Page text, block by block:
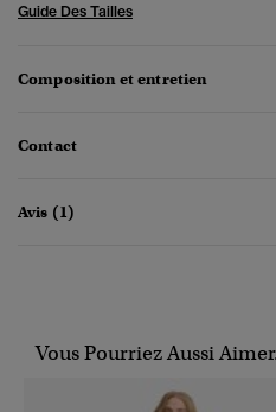
Guide Des Tailles
Composition et entretien
Contact
Avis (1)
Vous Pourriez Aussi